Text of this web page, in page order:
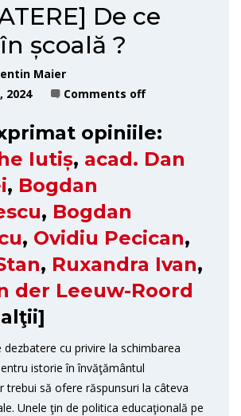
De ce
școală ?
Maier
2024
Comments off
opiniile:
Iutiș, acad. Dan
, Bogdan
, Bogdan
, Ovidiu Pecican,
, Ruxandra Ivan,
der Leeuw-Roord
cu privire la schimbarea
istorie în învăţământul
trebui să ofere răspunsuri la câteva
Unele ţin de politica educaţională pe